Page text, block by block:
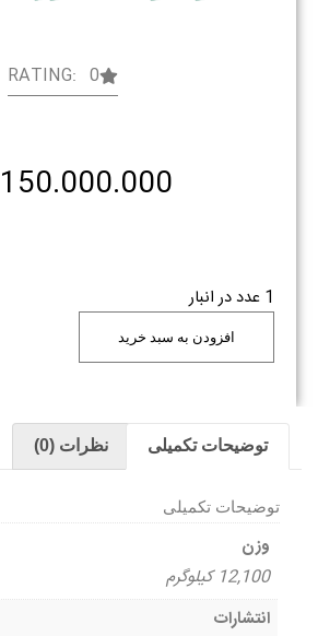
RATING: 0
150.000.000
1 عدد در انبار
افزودن به سبد خرید
توضیحات تکمیلی نظرات (0)
توضیحات تکمیلی
وزن
12,100 کیلوگرم
انتشارات